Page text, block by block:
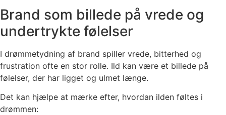
Brand som billede på vrede og
undertrykte følelser
I drømmetydning af brand spiller vrede, bitterhed og
frustration ofte en stor rolle. Ild kan være et billede på
følelser, der har ligget og ulmet længe.
Det kan hjælpe at mærke efter, hvordan ilden føltes i
drømmen: